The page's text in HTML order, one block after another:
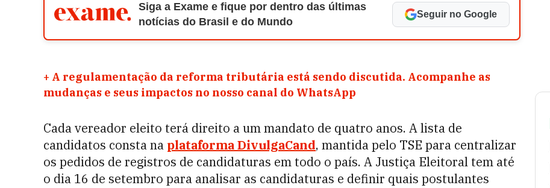
Siga a Exame e fique por dentro das últimas
notícias do Brasil e do Mundo
Seguir no Google
+ A regulamentação da reforma tributária está sendo discutida. Acompanhe as
mudanças e seus impactos no nosso canal do WhatsApp
Cada vereador eleito terá direito a um mandato de quatro anos. A lista de
candidatos consta na plataforma DivulgaCand, mantida pelo TSE para centralizar
os pedidos de registros de candidaturas em todo o país. A Justiça Eleitoral tem até
o dia 16 de setembro para analisar as candidaturas e definir quais postulantes